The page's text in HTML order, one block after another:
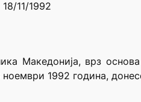
18/11/1992
Македонија, врз
1992 година,